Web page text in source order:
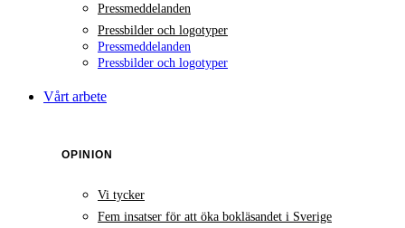
Pressmeddelanden
Pressbilder och logotyper
Pressmeddelanden
Pressbilder och logotyper
Vårt arbete
OPINION
Vi tycker
Fem insatser för att öka bokläsandet i Sverige